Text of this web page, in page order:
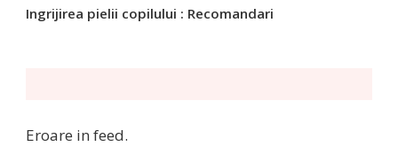
Ingrijirea pielii copilului : Recomandari
Eroare in feed.